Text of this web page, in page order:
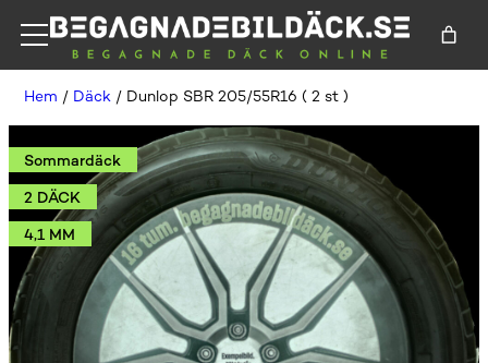
Hem / Däck / Dunlop SBR 205/55R16 ( 2 st )
Sommardäck
2 DÄCK
4,1 MM